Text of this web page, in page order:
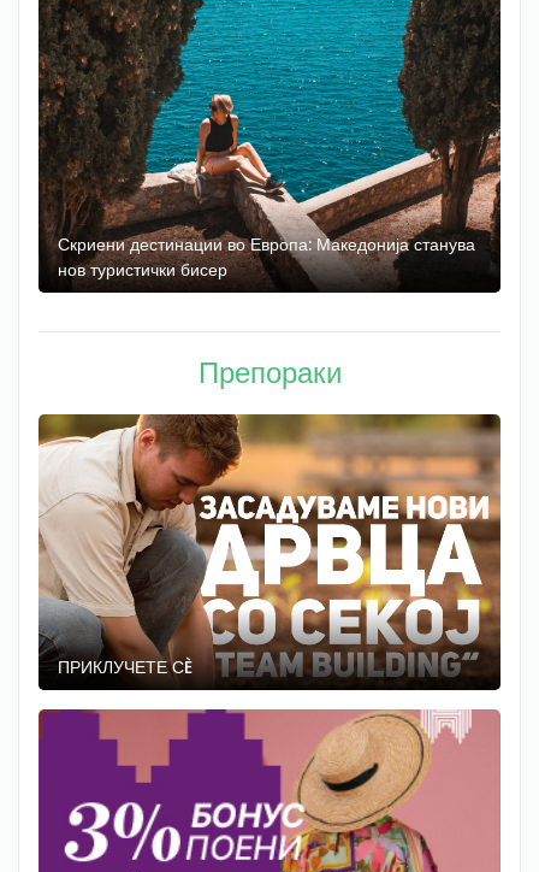
Скриени дестинации во Европа: Македонија станува
нов туристички бисер
Препораки
ПРИКЛУЧЕТЕ СÈ